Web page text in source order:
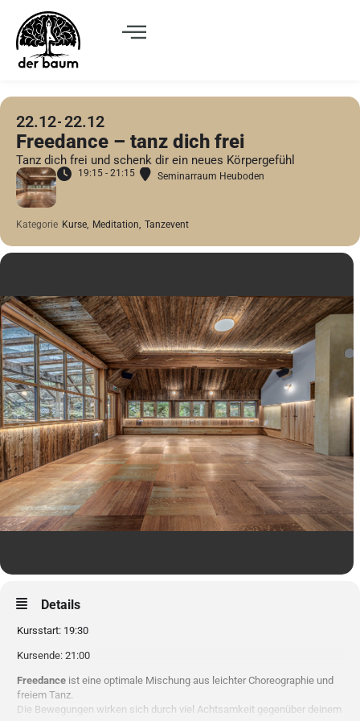
22.12 22.12
Freedance – tanz dich frei
Tanz dich frei und schenk dir ein neues Körpergefühl
19:15 - 21:15 Seminarraum Heuboden
Kategorie Kurse, Meditation, Tanzevent
Details
Kursstart: 19:30
Kursende: 21:00
Freedance ist eine optimale Mischung aus leichter Choreographie und
freiem Tanz.
Die Bewegungen wirken sich durch viel Achtsamkeit gegenüber deinem